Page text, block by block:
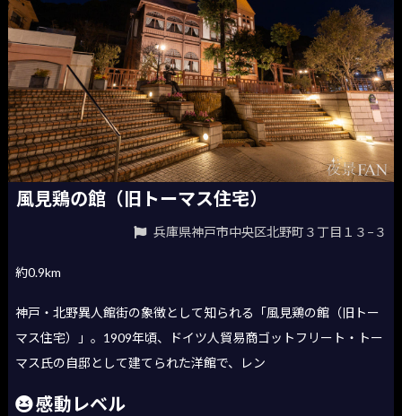
風見鶏の館（旧トーマス住宅）
兵庫県神戸市中央区北野町３丁目１３−３
約0.9km
神戸・北野異人館街の象徴として知られる「風見鶏の館（旧トー
マス住宅）」。1909年頃、ドイツ人貿易商ゴットフリート・トー
マス氏の自邸として建てられた洋館で、レン
感動レベル